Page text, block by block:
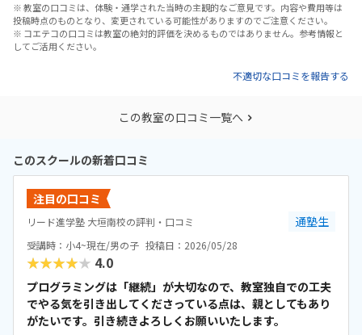
※ 教室の口コミは、体験・通学された当時の主観的なご意見です。内容や費用等は
投稿時点のものとなり、変更されている可能性がありますのでご注意ください。
※ コエテコの口コミは教室の絶対的評価を決めるものではありません。参考情報と
してご活用ください。
不適切な口コミを報告する
この教室の口コミ一覧へ
このスクールの新着口コミ
注目の口コミ
リード進学塾 大垣南校の評判・口コミ 通塾生
受講時：小4~現在/男の子 投稿日：2026/05/28
★★★★★ 4.0
プログラミングは「継続」が大切なので、教室独自での工夫
でやる気を引き出してくださっている点は、親としてもあり
がたいです。引き続きよろしくお願いいたします。